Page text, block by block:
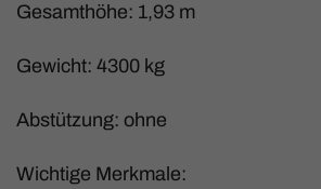
Gesamthöhe: 1,93 m
Gewicht: 4300 kg
Abstützung: ohne
Wichtige Merkmale: